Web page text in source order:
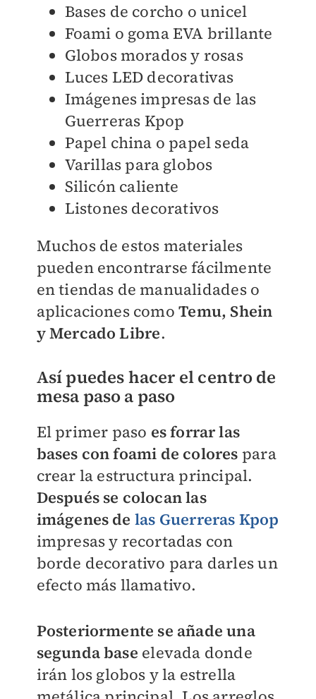
Bases de corcho o unicel
Foami o goma EVA brillante
Globos morados y rosas
Luces LED decorativas
Imágenes impresas de las
Guerreras Kpop
Papel china o papel seda
Varillas para globos
Silicón caliente
Listones decorativos
Muchos de estos materiales
pueden encontrarse fácilmente
en tiendas de manualidades o
aplicaciones como Temu, Shein
y Mercado Libre.
Así puedes hacer el centro de
mesa paso a paso
El primer paso es forrar las
bases con foami de colores para
crear la estructura principal.
Después se colocan las
imágenes de las Guerreras Kpop
impresas y recortadas con
borde decorativo para darles un
efecto más llamativo.
Posteriormente se añade una
segunda base elevada donde
irán los globos y la estrella